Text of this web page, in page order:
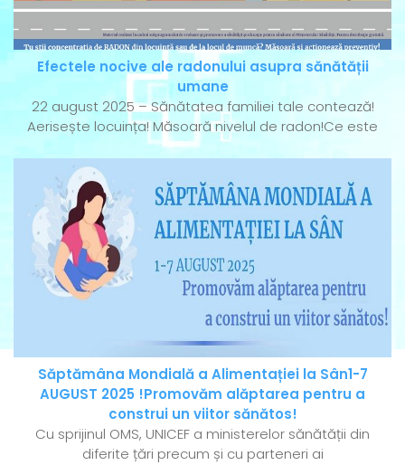
Efectele nocive ale radonului asupra sănătății
umane
22 august 2025 – Sănătatea familiei tale contează!
Aerisește locuința! Măsoară nivelul de radon!Ce este
Săptămâna Mondială a Alimentației la Sân1-7
AUGUST 2025 !Promovăm alăptarea pentru a
construi un viitor sănătos!
Cu sprijinul OMS, UNICEF a ministerelor sănătății din
diferite țări precum și cu parteneri ai